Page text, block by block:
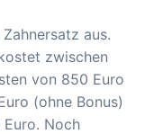
aus.
zwischen
von 850 Euro
(ohne Bonus)
Noch